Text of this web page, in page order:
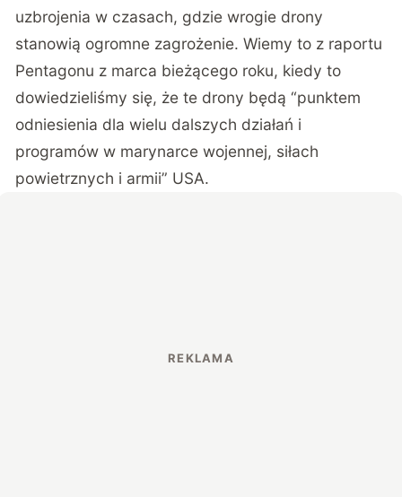
uzbrojenia w czasach, gdzie wrogie drony
stanowią ogromne zagrożenie. Wiemy to z raportu
Pentagonu z marca bieżącego roku, kiedy to
dowiedzieliśmy się, że te drony będą “punktem
odniesienia dla wielu dalszych działań i
programów w marynarce wojennej, siłach
powietrznych i armii” USA.